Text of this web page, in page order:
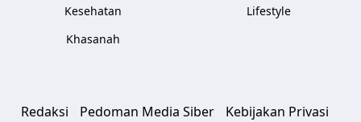
Kesehatan
Khasanah
Lifestyle
Redaksi Pedoman Media Siber Kebijakan Privasi